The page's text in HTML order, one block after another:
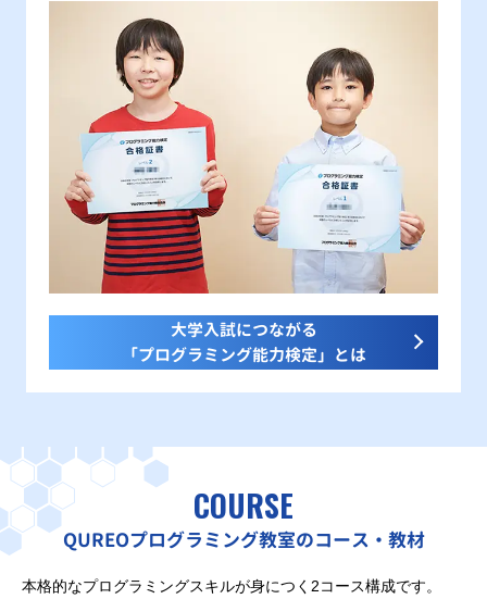
大学入試につながる
「プログラミング能力検定」とは
COURSE
QUREOプログラミング教室のコース・教材
本格的なプログラミングスキルが身につく2コース構成です。